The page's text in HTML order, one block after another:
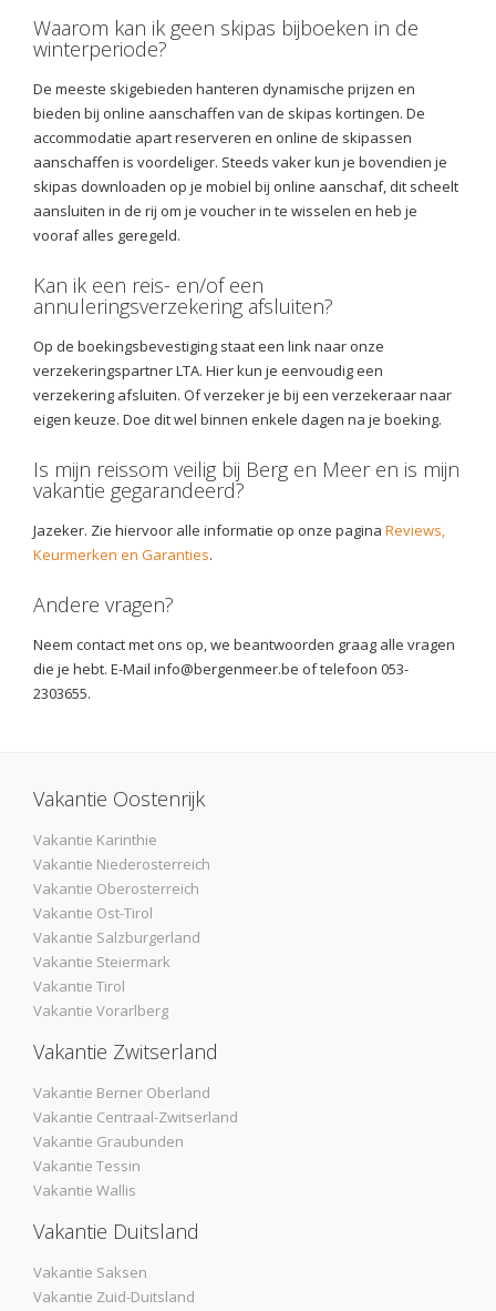
Waarom kan ik geen skipas bijboeken in de
winterperiode?
De meeste skigebieden hanteren dynamische prijzen en
bieden bij online aanschaffen van de skipas kortingen. De
accommodatie apart reserveren en online de skipassen
aanschaffen is voordeliger. Steeds vaker kun je bovendien je
skipas downloaden op je mobiel bij online aanschaf, dit scheelt
aansluiten in de rij om je voucher in te wisselen en heb je
vooraf alles geregeld.
Kan ik een reis- en/of een
annuleringsverzekering afsluiten?
Op de boekingsbevestiging staat een link naar onze
verzekeringspartner LTA. Hier kun je eenvoudig een
verzekering afsluiten. Of verzeker je bij een verzekeraar naar
eigen keuze. Doe dit wel binnen enkele dagen na je boeking.
Is mijn reissom veilig bij Berg en Meer en is mijn
vakantie gegarandeerd?
Jazeker. Zie hiervoor alle informatie op onze pagina Reviews,
Keurmerken en Garanties.
Andere vragen?
Neem contact met ons op, we beantwoorden graag alle vragen
die je hebt. E-Mail info@bergenmeer.be of telefoon 053-
2303655.
Vakantie Oostenrijk
Vakantie Karinthie
Vakantie Niederosterreich
Vakantie Oberosterreich
Vakantie Ost-Tirol
Vakantie Salzburgerland
Vakantie Steiermark
Vakantie Tirol
Vakantie Vorarlberg
Vakantie Zwitserland
Vakantie Berner Oberland
Vakantie Centraal-Zwitserland
Vakantie Graubunden
Vakantie Tessin
Vakantie Wallis
Vakantie Duitsland
Vakantie Saksen
Vakantie Zuid-Duitsland